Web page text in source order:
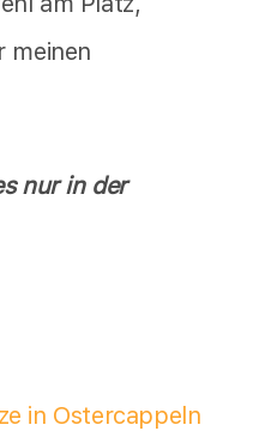
meinen
nur in der
in Ostercappeln